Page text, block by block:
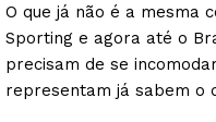
O que já não é a mesma
Sporting e agora até o
precisam de se
representam já sabem o